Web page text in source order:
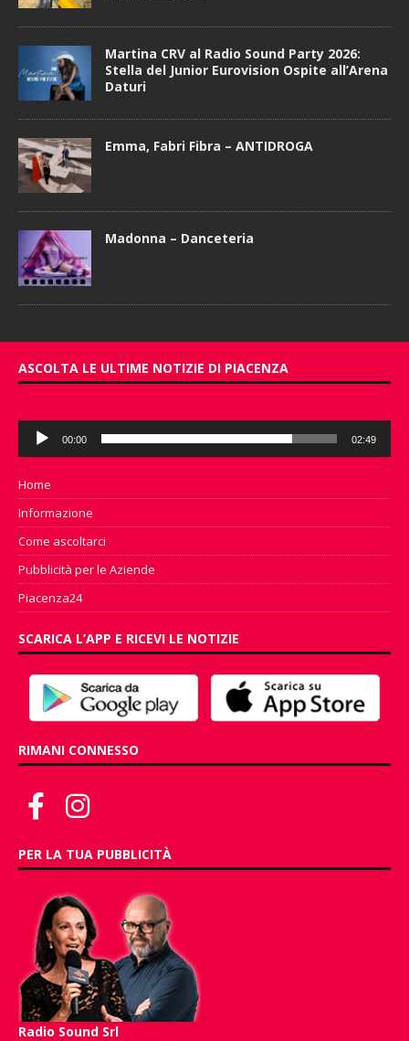
Martina CRV al Radio Sound Party 2026:
Stella del Junior Eurovision Ospite all’Arena
Daturi
Emma, Fabri Fibra – ANTIDROGA
Madonna – Danceteria
ASCOLTA LE ULTIME NOTIZIE DI PIACENZA
Audio
Player
00:00 02:49
Home
Informazione
Come ascoltarci
Pubblicità per le Aziende
Piacenza24
SCARICA L’APP E RICEVI LE NOTIZIE
RIMANI CONNESSO
PER LA TUA PUBBLICITÀ
Radio Sound Srl